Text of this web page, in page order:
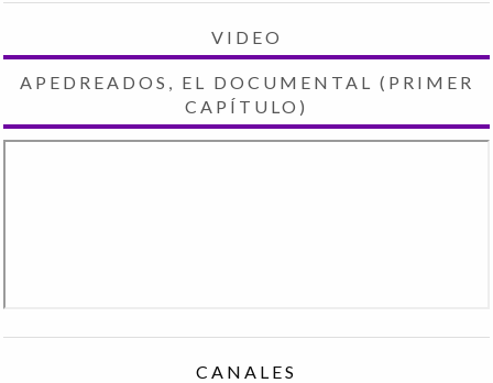
VIDEO
APEDREADOS, EL DOCUMENTAL (PRIMER
CAPÍTULO)
CANALES